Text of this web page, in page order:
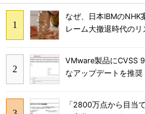
なぜ、日本IBMの
レーム大撤退時代のリ
VMware製品にCVSS
なアップデートを推奨
「2800万点から目当